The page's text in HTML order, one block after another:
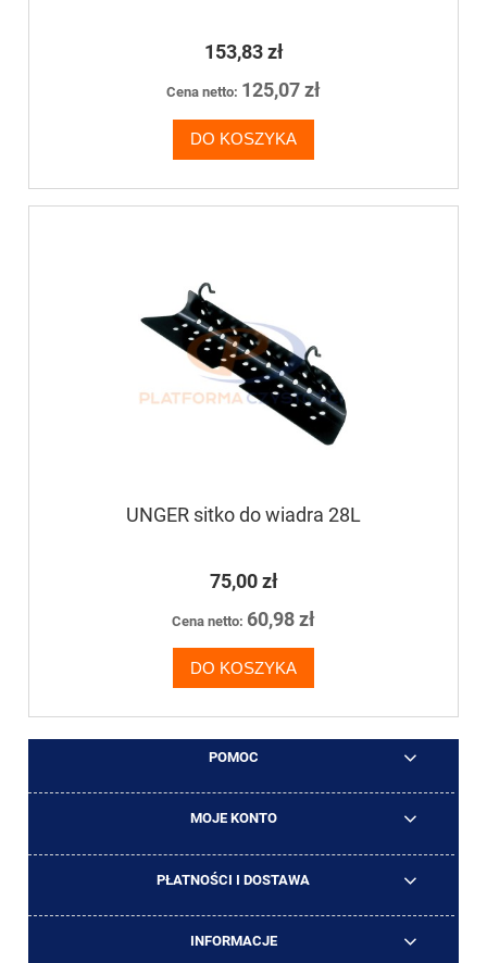
153,83 zł
Cena netto: 125,07 zł
DO KOSZYKA
UNGER sitko do wiadra 28L
75,00 zł
Cena netto: 60,98 zł
DO KOSZYKA
POMOC
MOJE KONTO
PŁATNOŚCI I DOSTAWA
INFORMACJE